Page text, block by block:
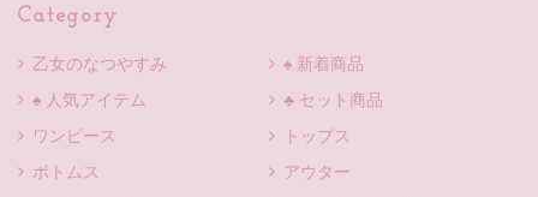
Category
乙女のなつやすみ
♠ 新着商品
♠ 人気アイテム
♣ セット商品
ワンピース
トップス
ボトムス
アウター